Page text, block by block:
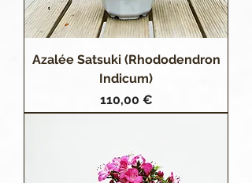
Azalée Satsuki (Rhododendron
Indicum)
Prix
110,00 €